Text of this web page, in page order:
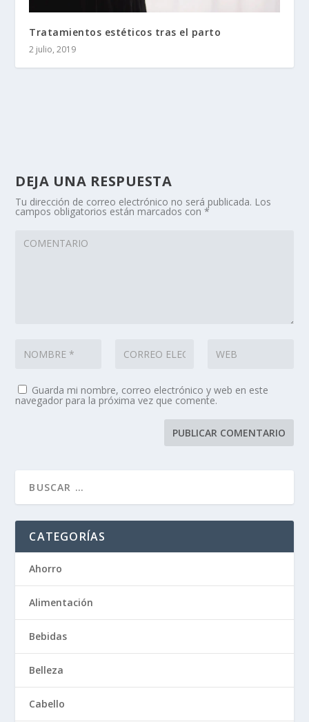
Tratamientos estéticos tras el parto
2 julio, 2019
DEJA UNA RESPUESTA
Tu dirección de correo electrónico no será publicada. Los
campos obligatorios están marcados con*
Guarda mi nombre, correo electrónico y web en este
navegador para la próxima vez que comente.
CATEGORÍAS
Ahorro
Alimentación
Bebidas
Belleza
Cabello